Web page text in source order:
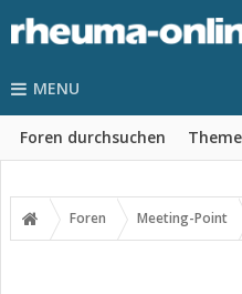
MENU
Foren durchsuchen
Foren Meeting-Point